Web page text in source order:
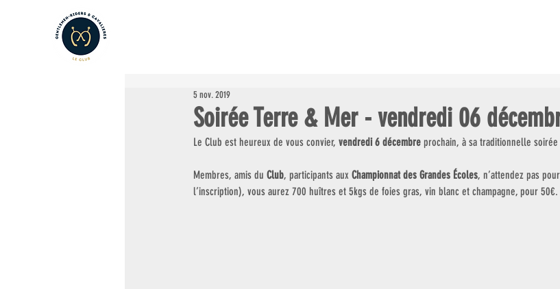
Soirée Terre & Mer - vendredi 06
5 nov. 2019
Le Club est heureux de vous convier, vendredi 6 décembre prochain, à sa traditionnelle soirée
Membres, amis du Club, participants aux Championnat des Grandes Écoles, n’attendez pas
l’inscription), vous aurez 700 huîtres et 5kgs de foies gras, vin blanc et champagne, pour 50€.